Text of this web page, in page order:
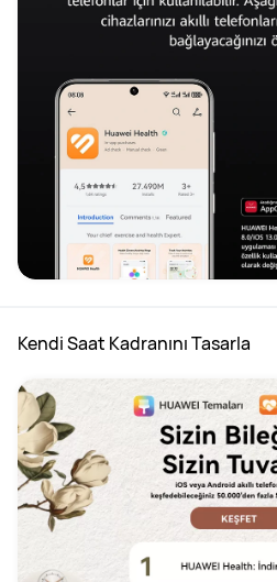
Kendi Saat Kadranını Tasarla